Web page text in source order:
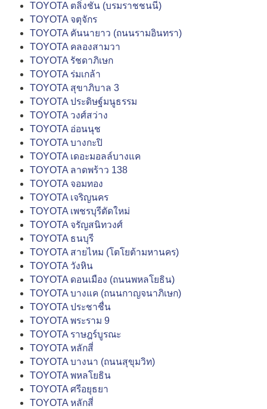
TOYOTA ตลิ่งชัน (บรมราชชนนี)
TOYOTA จตุจักร
TOYOTA คันนายาว (ถนนรามอินทรา)
TOYOTA คลองสามวา
TOYOTA รัชดาภิเษก
TOYOTA ร่มเกล้า
TOYOTA สุขาภิบาล 3
TOYOTA ประดิษฐ์มนูธรรม
TOYOTA วงศ์สว่าง
TOYOTA อ่อนนุช
TOYOTA บางกะปิ
TOYOTA เดอะมอลล์บางแค
TOYOTA ลาดพร้าว 138
TOYOTA จอมทอง
TOYOTA เจริญนคร
TOYOTA เพชรบุรีตัดใหม่
TOYOTA จรัญสนิทวงศ์
TOYOTA ธนบุรี
TOYOTA สายไหม (โตโยต้ามหานคร)
TOYOTA วังหิน
TOYOTA ดอนเมือง (ถนนพหลโยธิน)
TOYOTA บางแค (ถนนกาญจนาภิเษก)
TOYOTA ประชาชื่น
TOYOTA พระราม 9
TOYOTA ราษฎร์บูรณะ
TOYOTA หลักสี่
TOYOTA บางนา (ถนนสุขุมวิท)
TOYOTA พหลโยธิน
TOYOTA ศรีอยุธยา
TOYOTA หลักสี่